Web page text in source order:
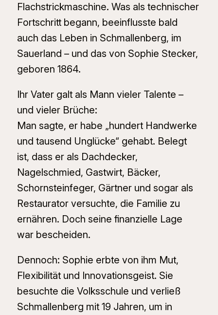
Flachstrickmaschine. Was als technischer
Fortschritt begann, beeinflusste bald
auch das Leben in Schmallenberg, im
Sauerland – und das von Sophie Stecker,
geboren 1864.
Ihr Vater galt als Mann vieler Talente –
und vieler Brüche:
Man sagte, er habe „hundert Handwerke
und tausend Unglücke“ gehabt. Belegt
ist, dass er als Dachdecker,
Nagelschmied, Gastwirt, Bäcker,
Schornsteinfeger, Gärtner und sogar als
Restaurator versuchte, die Familie zu
ernähren. Doch seine finanzielle Lage
war bescheiden.
Dennoch: Sophie erbte von ihm Mut,
Flexibilität und Innovationsgeist. Sie
besuchte die Volksschule und verließ
Schmallenberg mit 19 Jahren, um in